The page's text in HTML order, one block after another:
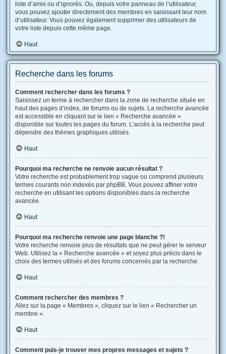
liste d’amis ou d’ignorés. Ou, depuis votre panneau de l’utilisateur,
vous pouvez ajouter directement des membres en saisissant leur nom
d’utilisateur. Vous pouvez également supprimer des utilisateurs de
votre liste depuis cette même page.
Haut
Recherche dans les forums
Comment rechercher dans les forums ?
Saisissez un terme à rechercher dans la zone de recherche située en
haut des pages d’index, de forums ou de sujets. La recherche avancée
est accessible en cliquant sur le lien « Recherche avancée »
disponible sur toutes les pages du forum. L’accès à la recherche peut
dépendre des thèmes graphiques utilisés.
Haut
Pourquoi ma recherche ne renvoie aucun résultat ?
Votre recherche est probablement trop vague ou comprend plusieurs
termes courants non indexés par phpBB. Vous pouvez affiner votre
recherche en utilisant les options disponibles dans la recherche
avancée.
Haut
Pourquoi ma recherche renvoie une page blanche ?!
Votre recherche renvoie plus de résultats que ne peut gérer le serveur
Web. Utilisez la « Recherche avancée » et soyez plus précis dans le
choix des termes utilisés et des forums concernés par la recherche.
Haut
Comment rechercher des membres ?
Allez sur la page « Membres », cliquez sur le lien « Rechercher un
membre ».
Haut
Comment puis-je trouver mes propres messages et sujets ?